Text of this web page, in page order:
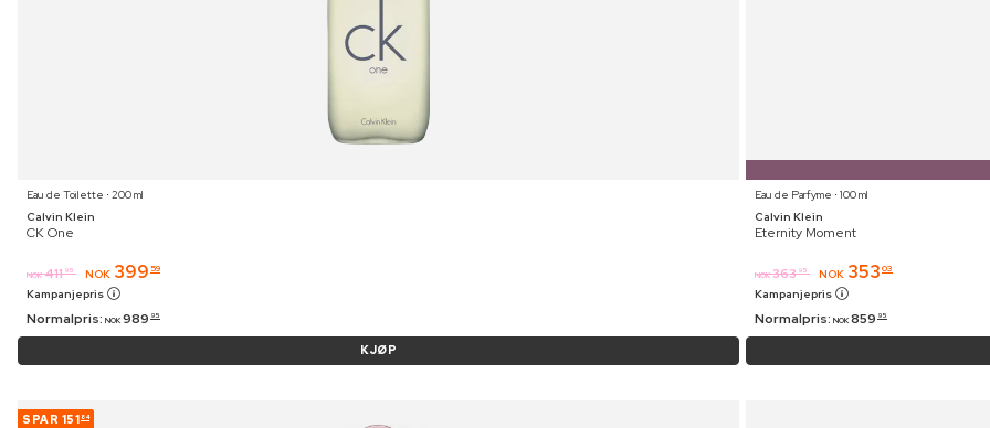
Eau de Toilette ⋅ 200 ml
Calvin Klein
CK One
NOK 411 95 NOK 399 59
Kampanjepris
Normalpris: NOK 989 95
KJØP
Eau de Parfyme ⋅ 100 ml
Calvin Klein
Eternity Moment
NOK 363 95 NOK 353 03
Kampanjepris
Normalpris: NOK 859 95
SPAR 151 84